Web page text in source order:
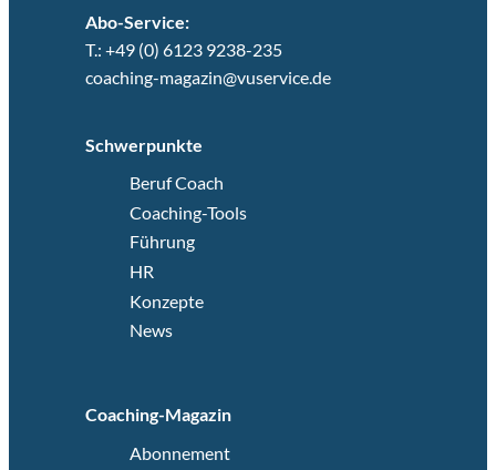
Abo-Service:
T.: +49 (0) 6123 9238-235
coaching-magazin@vuservice.de
Schwerpunkte
Beruf Coach
Coaching-Tools
Führung
HR
Konzepte
News
Coaching-Magazin
Abonnement